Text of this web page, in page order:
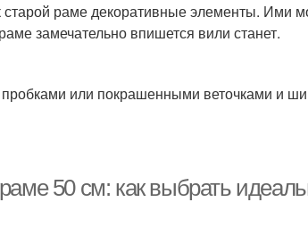
раме декоративные элементы. Ими
замечательно впишется вили станет.
или покрашенными веточками и
50 см: как выбрать